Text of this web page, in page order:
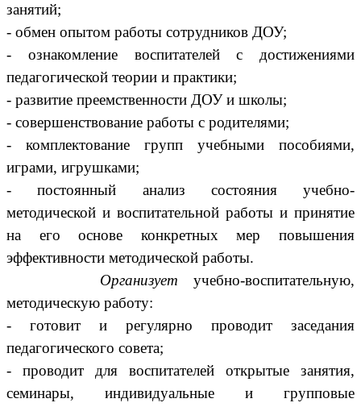
занятий;
- обмен опытом работы сотрудников ДОУ;
- ознакомление воспитателей с достижениями
педагогической теории и практики;
- развитие преемственности ДОУ и школы;
- совершенствование работы с родителями;
- комплектование групп учебными пособиями,
играми, игрушками;
- постоянный анализ состояния учебно-
методической и воспитательной работы и принятие
на его основе конкретных мер повышения
эффективности методической работы.
Организует учебно-воспитательную,
методическую работу:
- готовит и регулярно проводит заседания
педагогического совета;
- проводит для воспитателей открытые занятия,
семинары, индивидуальные и групповые